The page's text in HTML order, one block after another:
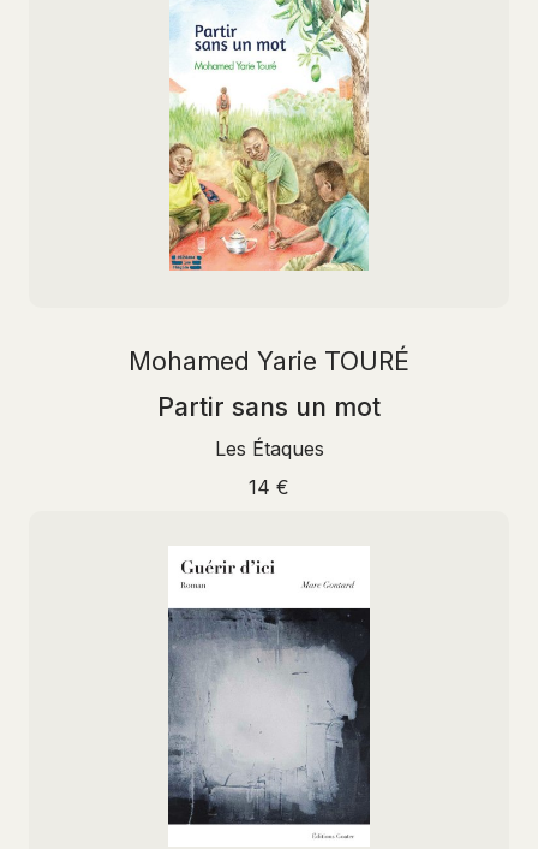
Mohamed Yarie TOURÉ
Partir sans un mot
Les Étaques
14 €